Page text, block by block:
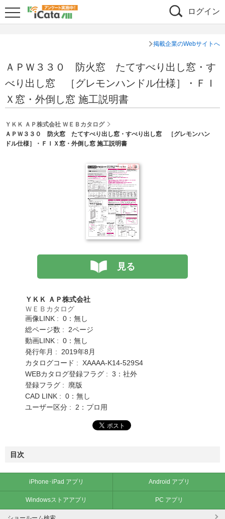
ログイン
掲載企業のWebサイトへ
ＡＰＷ３３０ 防火窓 たてすべり出し窓・す
べり出し窓 ［グレモンハンドル仕様］・ＦＩ
Ｘ窓・外倒し窓 施工説明書
ＹＫＫ ＡＰ株式会社 ＷＥＢカタログ
ＡＰＷ３３０ 防火窓 たてすべり出し窓・すべり出し窓 ［グレモンハン
ドル仕様］・ＦＩＸ窓・外倒し窓 施工説明書
見る
ＹＫＫ ＡＰ株式会社
ＷＥＢカタログ
画像LINK : 0：無し
総ページ数 : 2ページ
動画LINK : 0：無し
発行年月 : 2019年8月
カタログコード : XAAAA-K14-529S4
WEBカタログ登録フラグ : 3：社外
登録フラグ : 廃版
CAD LINK : 0：無し
ユーザー区分 : 2：プロ用
目次
iPhone･iPad アプリ Android アプリ
Windowsストアアプリ PC アプリ